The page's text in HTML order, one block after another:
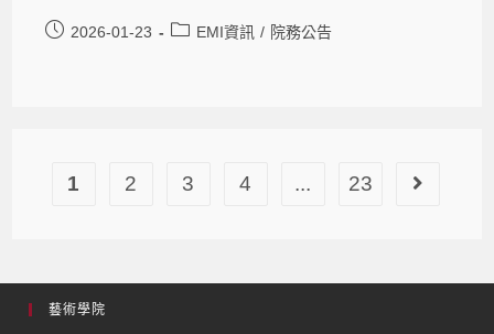
2026-01-23 EMI資訊 / 院務公告
1 2 3 4 ... 23
藝術學院